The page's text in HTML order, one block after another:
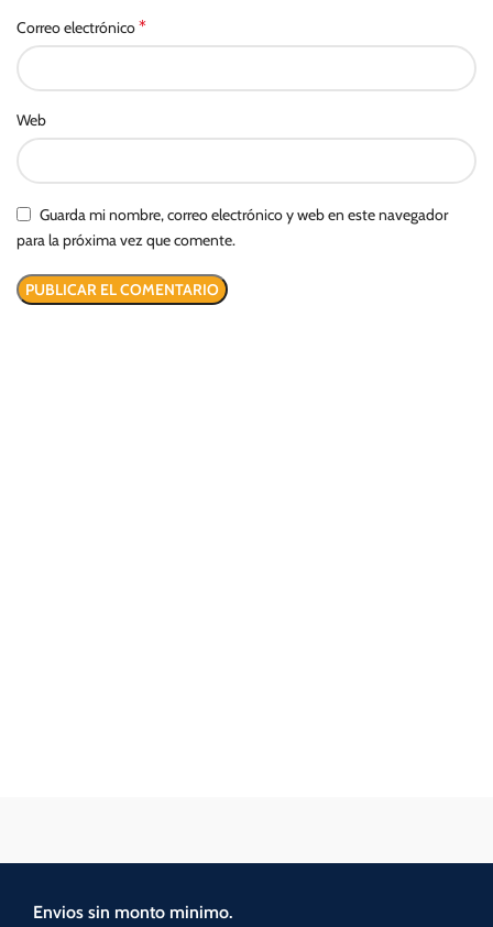
Correo electrónico*
Web
Guarda mi nombre, correo electrónico y web en este navegador
para la próxima vez que comente.
Envios sin monto minimo.